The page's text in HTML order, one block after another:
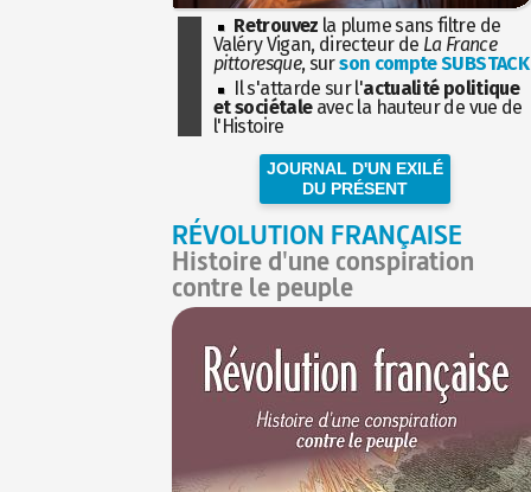
Retrouvez la plume sans filtre de
Valéry Vigan, directeur de La France
pittoresque, surson compte SUBSTACK
Il s'attarde sur l'actualité politique
et sociétaleavec la hauteur de vue de
l'Histoire
JOURNAL D'UN EXILÉ
DU PRÉSENT
RÉVOLUTION FRANÇAISE
Histoire d'une conspiration
contre le peuple